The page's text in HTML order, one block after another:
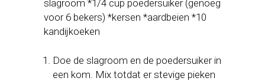
slagroom *1/4 cup poedersuiker (genoeg
voor 6 bekers) *kersen *aardbeien *10
kandijkoeken
Doe de slagroom en de poedersuiker in
een kom. Mix totdat er stevige pieken